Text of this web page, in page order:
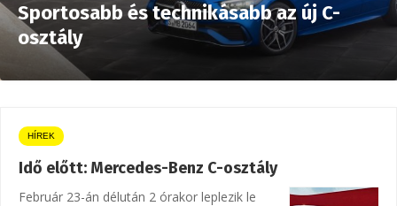
Sportosabb és technikásabb az új C-
osztály
HÍREK
Idő előtt: Mercedes-Benz C-osztály
Február 23-án délután 2 órakor leplezik le